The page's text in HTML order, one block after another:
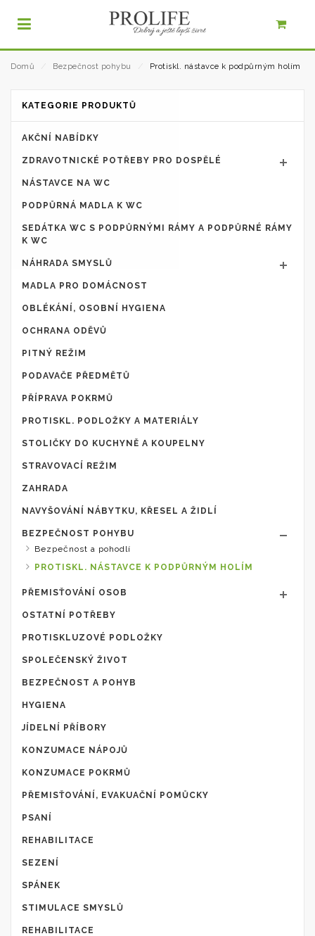
Domů Bezpečnost pohybu Protiskl. nástavce k podpůrným holím
KATEGORIE PRODUKTŮ
AKČNÍ NABÍDKY
ZDRAVOTNICKÉ POTŘEBY PRO DOSPĚLÉ
NÁSTAVCE NA WC
PODPŮRNÁ MADLA K WC
SEDÁTKA WC S PODPŮRNÝMI RÁMY A PODPŮRNÉ RÁMY
K WC
NÁHRADA SMYSLŮ
MADLA PRO DOMÁCNOST
OBLÉKÁNÍ, OSOBNÍ HYGIENA
OCHRANA ODĚVŮ
PITNÝ REŽIM
PODAVAČE PŘEDMĚTŮ
PŘÍPRAVA POKRMŮ
PROTISKL. PODLOŽKY A MATERIÁLY
STOLIČKY DO KUCHYNĚ A KOUPELNY
STRAVOVACÍ REŽIM
ZAHRADA
NAVYŠOVÁNÍ NÁBYTKU, KŘESEL A ŽIDLÍ
BEZPEČNOST POHYBU
Bezpečnost a pohodlí
PROTISKL. NÁSTAVCE K PODPŮRNÝM HOLÍM
PŘEMISŤOVÁNÍ OSOB
OSTATNÍ POTŘEBY
PROTISKLUZOVÉ PODLOŽKY
SPOLEČENSKÝ ŽIVOT
BEZPEČNOST A POHYB
HYGIENA
JÍDELNÍ PŘÍBORY
KONZUMACE NÁPOJŮ
KONZUMACE POKRMŮ
PŘEMISŤOVÁNÍ, EVAKUAČNÍ POMŮCKY
PSANÍ
REHABILITACE
SEZENÍ
SPÁNEK
STIMULACE SMYSLŮ
REHABILITACE